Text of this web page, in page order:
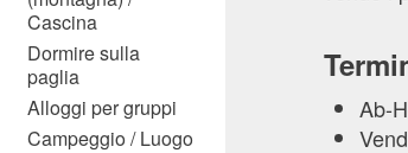
Cascina
Dormire sulla
paglia
Alloggi per gruppi
Campeggio / Luogo
Ab-